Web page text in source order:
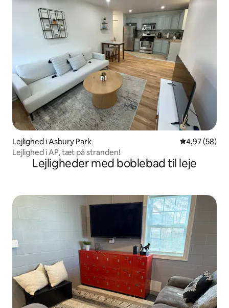
Lejlighed i Asbury Park 4,97 ud af 5 i
4,97 (58)
Lejlighed i AP, tæt på stranden!
Lejligheder med boblebad til leje